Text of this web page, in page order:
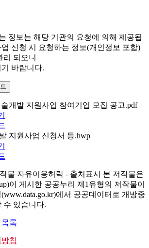
정보는 해당 기관의 요청에 의해 제공됩
신청 시 요청하는 정보(개인정보 포함)
리 되오니
바랍니다.
술개발 지원사업 참여기업 모집 공고.pdf
지원사업 신청서 등.hwp
본 저작물은
이 게시한 공공누리 제1유형의 저작물이
에서 공공데이터로 개방중
수 있습니다.
목록
침